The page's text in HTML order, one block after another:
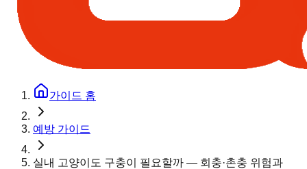
가이드 홈
예방 가이드
실내 고양이도 구충이 필요할까 — 회충·촌충 위험과